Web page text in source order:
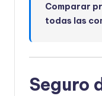
Comparar
todas las
Seguro